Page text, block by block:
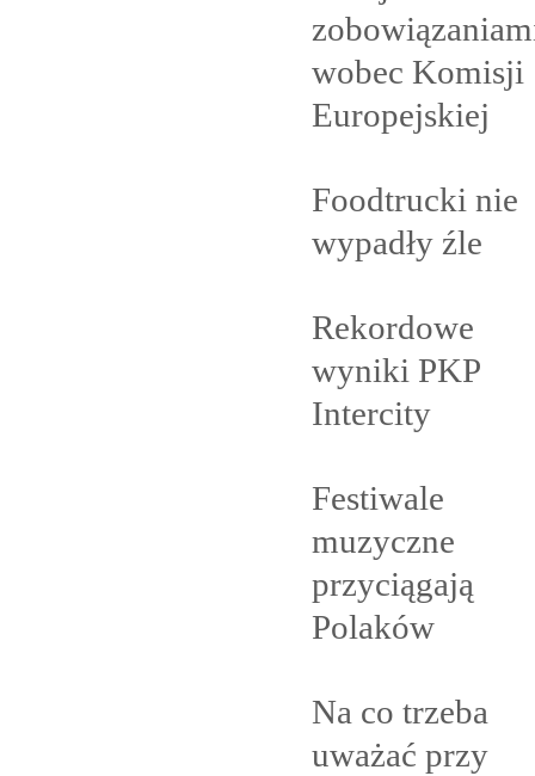
wobec Komisji
Europejskiej
Foodtrucki nie
wypadły źle
Rekordowe
wyniki PKP
Intercity
Festiwale
muzyczne
przyciągają
Polaków
Na co trzeba
uważać przy